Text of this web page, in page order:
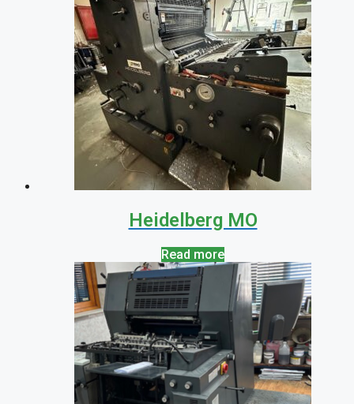
Heidelberg MO
Read more